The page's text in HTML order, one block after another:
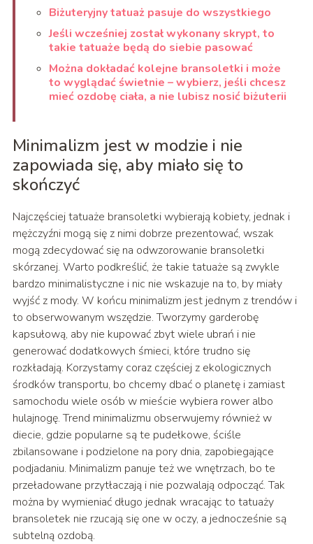
Biżuteryjny tatuaż pasuje do wszystkiego
Jeśli wcześniej został wykonany skrypt, to
takie tatuaże będą do siebie pasować
Można dokładać kolejne bransoletki i może
to wyglądać świetnie – wybierz, jeśli chcesz
mieć ozdobę ciała, a nie lubisz nosić biżuterii
Minimalizm jest w modzie i nie
zapowiada się, aby miało się to
skończyć
Najczęściej tatuaże bransoletki wybierają kobiety, jednak i
mężczyźni mogą się z nimi dobrze prezentować, wszak
mogą zdecydować się na odwzorowanie bransoletki
skórzanej. Warto podkreślić, że takie tatuaże są zwykle
bardzo minimalistyczne i nic nie wskazuje na to, by miały
wyjść z mody. W końcu minimalizm jest jednym z trendów i
to obserwowanym wszędzie. Tworzymy garderobę
kapsułową, aby nie kupować zbyt wiele ubrań i nie
generować dodatkowych śmieci, które trudno się
rozkładają. Korzystamy coraz częściej z ekologicznych
środków transportu, bo chcemy dbać o planetę i zamiast
samochodu wiele osób w mieście wybiera rower albo
hulajnogę. Trend minimalizmu obserwujemy również w
diecie, gdzie popularne są te pudełkowe, ściśle
zbilansowane i podzielone na pory dnia, zapobiegające
podjadaniu. Minimalizm panuje też we wnętrzach, bo te
przeładowane przytłaczają i nie pozwalają odpocząć. Tak
można by wymieniać długo jednak wracając to tatuaży
bransoletek nie rzucają się one w oczy, a jednocześnie są
subtelną ozdobą.